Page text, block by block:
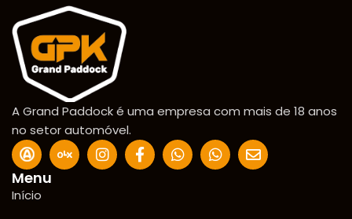
A Grand Paddock é uma empresa com mais de 18 anos
no setor automóvel.
Menu
Início